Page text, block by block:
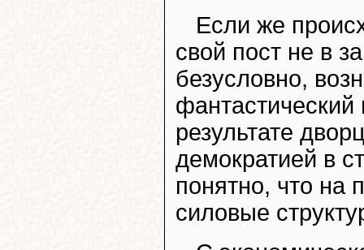
Если же
свой пост не в
безусловно,
результате
демократией в
понятно, что на
силовые